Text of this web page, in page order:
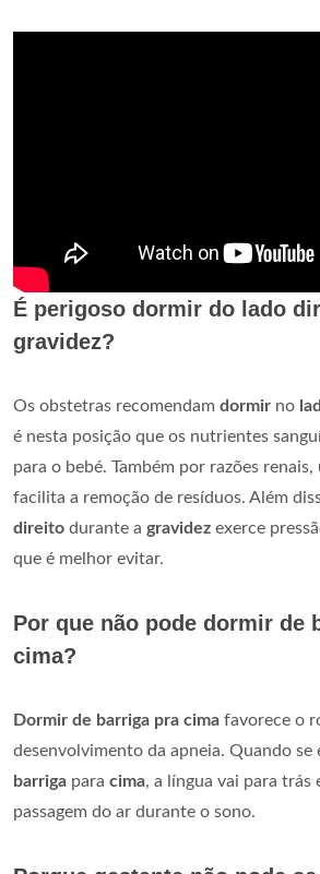
É perigoso dormir do lado
gravidez?
Os obstetras recomendam dormir no
é nesta posição que os nutrientes
para o bebé. Também por razões
facilita a remoção de resíduos. Além
direito durante a gravidez exerce
que é melhor evitar.
Por que não pode dormir de
cima?
Dormir de barriga pra cima favorece o
desenvolvimento da apneia. Quando se
barriga para cima, a língua vai para trás
passagem do ar durante o sono.